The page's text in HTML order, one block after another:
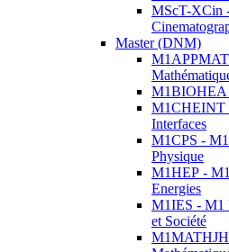
MScT-XCin
Master (DNM)
M1BIOHEA
M1CHEINT
Interfaces
M1CPS -
Physique
M1HEP -
Energies
M1IES - M1
et Société